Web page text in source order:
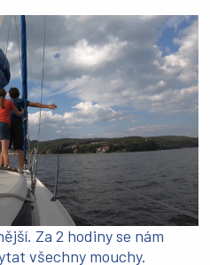
Za 2 hodiny se nám
všechny mouchy.